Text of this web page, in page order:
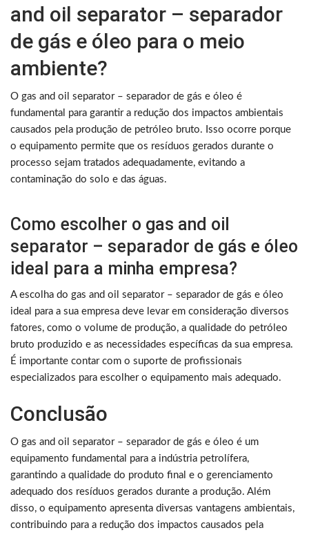
and oil separator – separador
de gás e óleo para o meio
ambiente?
O gas and oil separator – separador de gás e óleo é
fundamental para garantir a redução dos impactos ambientais
causados pela produção de petróleo bruto. Isso ocorre porque
o equipamento permite que os resíduos gerados durante o
processo sejam tratados adequadamente, evitando a
contaminação do solo e das águas.
Como escolher o gas and oil
separator – separador de gás e óleo
ideal para a minha empresa?
A escolha do gas and oil separator – separador de gás e óleo
ideal para a sua empresa deve levar em consideração diversos
fatores, como o volume de produção, a qualidade do petróleo
bruto produzido e as necessidades específicas da sua empresa.
É importante contar com o suporte de profissionais
especializados para escolher o equipamento mais adequado.
Conclusão
O gas and oil separator – separador de gás e óleo é um
equipamento fundamental para a indústria petrolífera,
garantindo a qualidade do produto final e o gerenciamento
adequado dos resíduos gerados durante a produção. Além
disso, o equipamento apresenta diversas vantagens ambientais,
contribuindo para a redução dos impactos causados pela